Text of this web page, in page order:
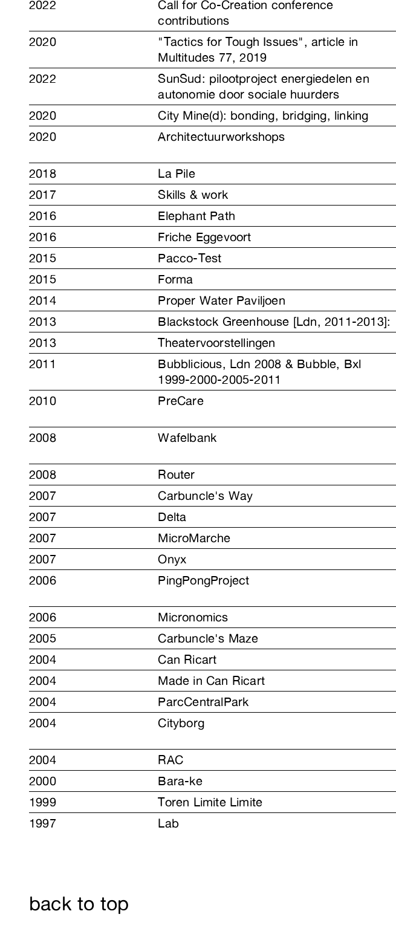
2022
Call for Co-Creation conference
contributions
2020
"Tactics for Tough Issues", article in
Multitudes 77, 2019
2022
SunSud: pilootproject energiedelen en
autonomie door sociale huurders
2020 City Mine(d): bonding, bridging, linking
2020
Architectuurworkshops
2018 La Pile
2017
Skills & work
2016
Elephant Path
2016
Friche Eggevoort
2015
Pacco-Test
2015
Forma
2014
Proper Water Paviljoen
2013
Blackstock Greenhouse [Ldn, 2011-2013]:
2013
Theatervoorstellingen
2011
Bubblicious, Ldn 2008 & Bubble, Bxl
1999-2000-2005-2011
2010 PreCare
2008 Wafelbank
2008 Router
2007
Carbuncle's Way
2007
Delta
2007
MicroMarche
2007
Onyx
2006
PingPongProject
2006 Micronomics
2005
Carbuncle's Maze
2004
Can Ricart
2004
Made in Can Ricart
2004
ParcCentralPark
2004
Cityborg
2004 RAC
2000
Bara-ke
1999
Toren Limite Limite
1997
Lab
back to top